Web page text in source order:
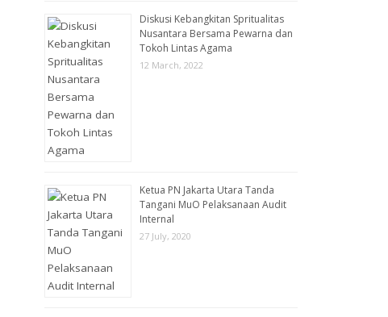
Diskusi Kebangkitan Spritualitas
Nusantara Bersama Pewarna dan
Tokoh Lintas Agama
12 March, 2022
Ketua PN Jakarta Utara Tanda
Tangani MuO Pelaksanaan Audit
Internal
27 July, 2020